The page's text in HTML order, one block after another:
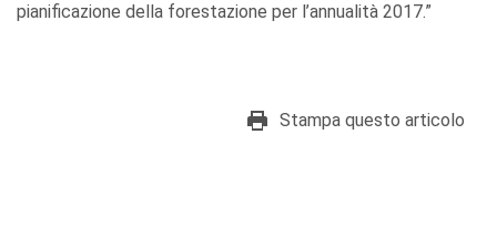
pianificazione della forestazione per l’annualità 2017.”
Stampa questo articolo